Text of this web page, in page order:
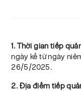
1. Thời gian tiếp
ngày kể từ ngày
26/5/2025.
2. Địa điểm tiếp